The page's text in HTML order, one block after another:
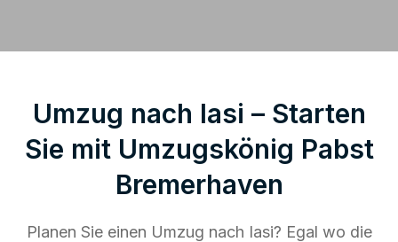
Umzug nach Iasi – Starten
Sie mit Umzugskönig Pabst
Bremerhaven
Planen Sie einen Umzug nach Iasi? Egal wo die